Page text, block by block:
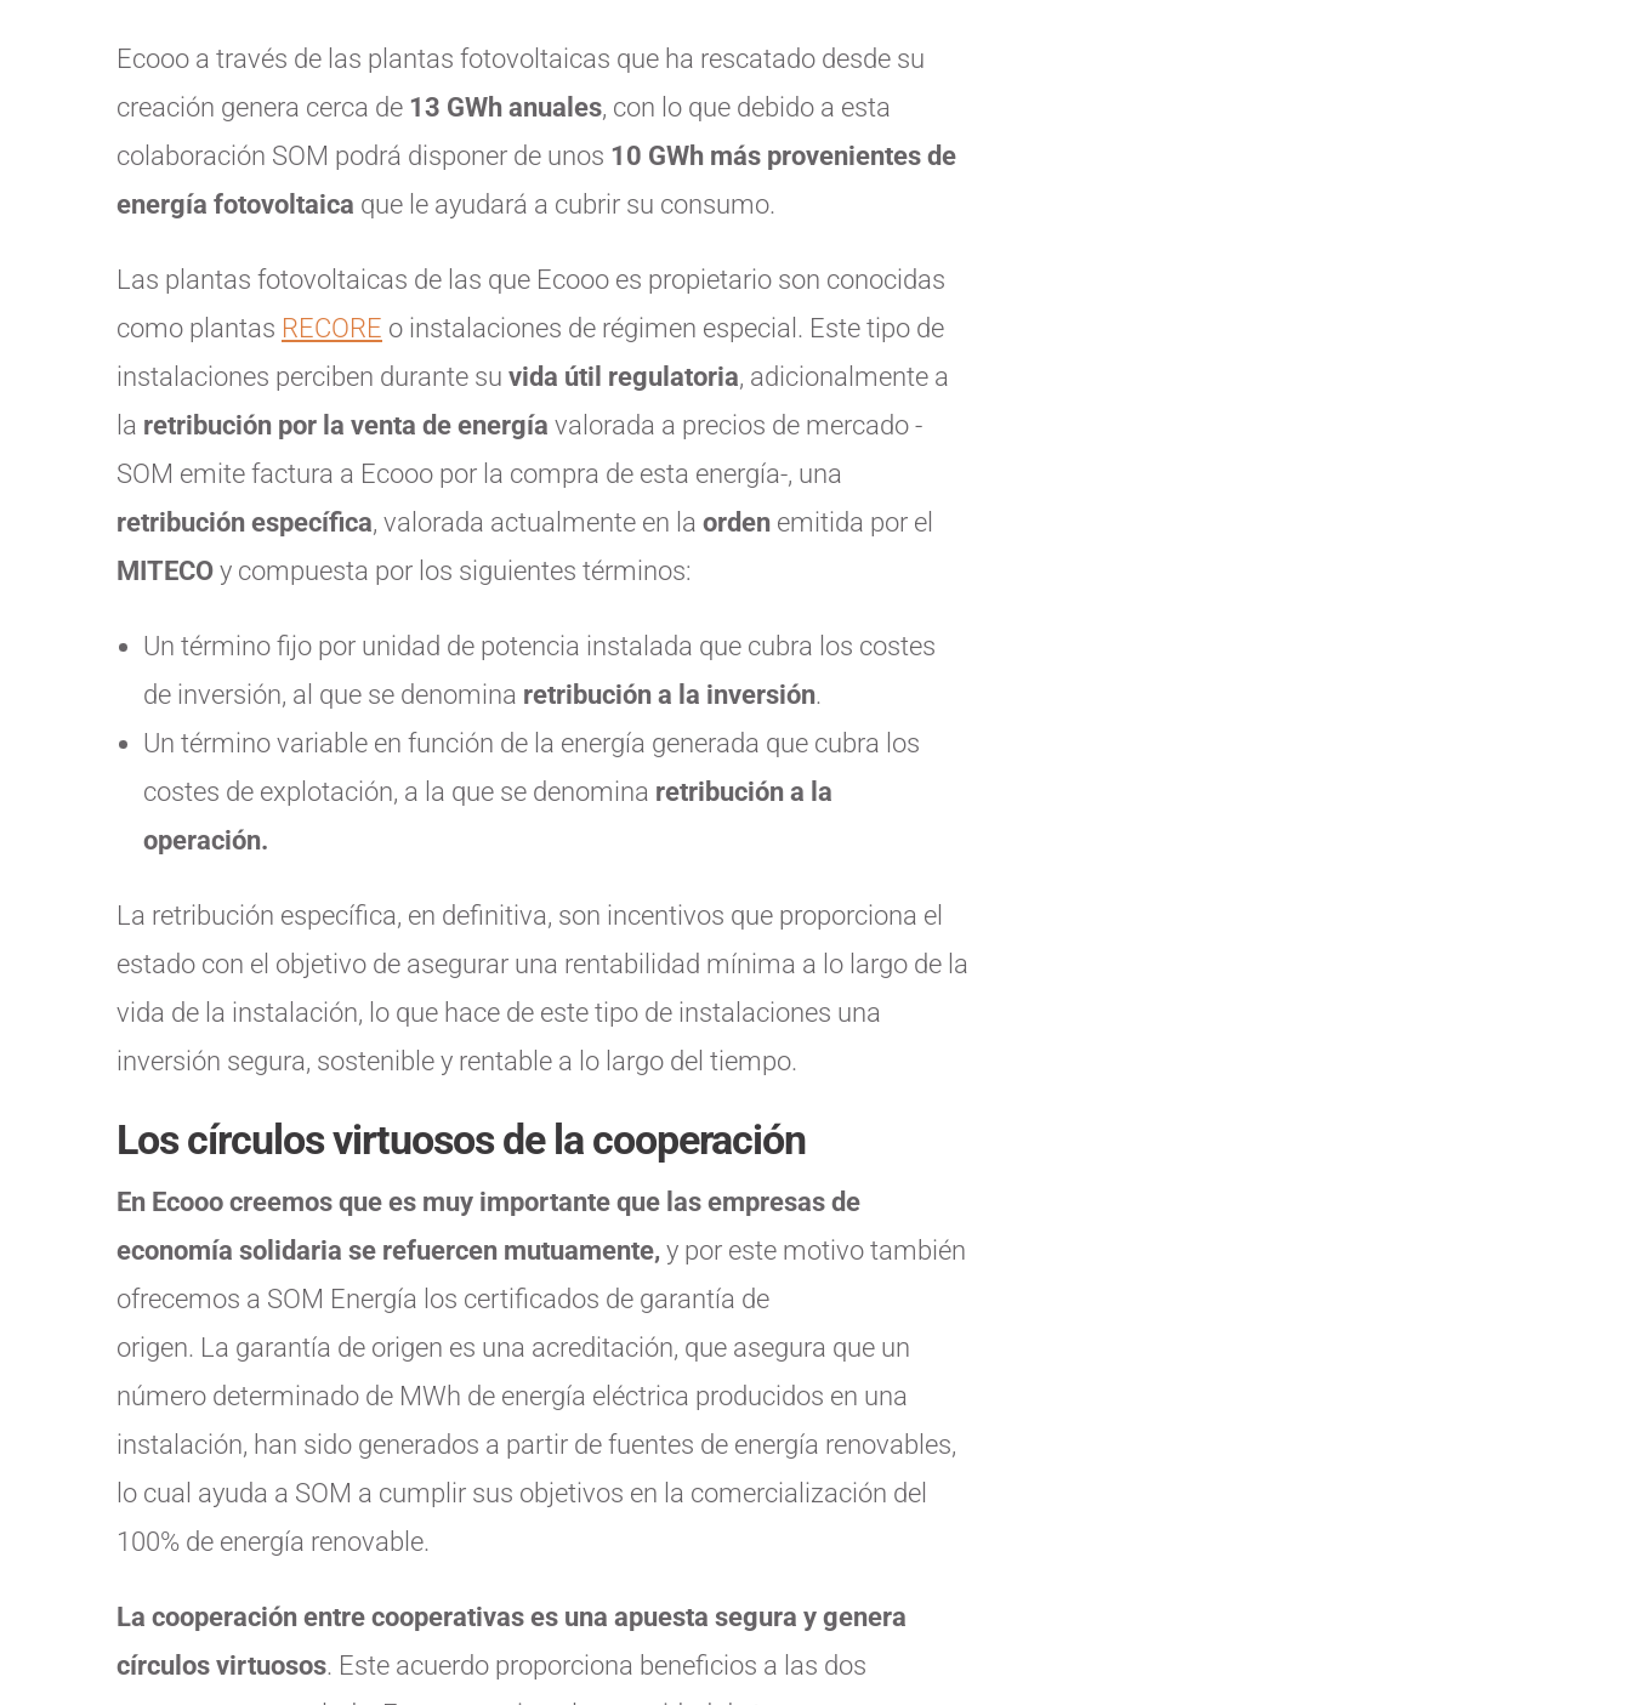
Ecooo a través de las plantas fotovoltaicas que ha rescatado desde su
creación genera cerca de 13 GWh anuales, con lo que debido a esta
colaboración SOM podrá disponer de unos 10 GWh más provenientes de
energía fotovoltaica que le ayudará a cubrir su consumo.
Las plantas fotovoltaicas de las que Ecooo es propietario son conocidas
como plantas RECORE o instalaciones de régimen especial. Este tipo de
instalaciones perciben durante su vida útil regulatoria, adicionalmente a
la retribución por la venta de energía valorada a precios de mercado -
SOM emite factura a Ecooo por la compra de esta energía-, una
retribución específica, valorada actualmente en la orden emitida por el
MITECO y compuesta por los siguientes términos:
Un término fijo por unidad de potencia instalada que cubra los costes
de inversión, al que se denomina retribución a la inversión.
Un término variable en función de la energía generada que cubra los
costes de explotación, a la que se denomina retribución a la
operación.
La retribución específica, en definitiva, son incentivos que proporciona el
estado con el objetivo de asegurar una rentabilidad mínima a lo largo de la
vida de la instalación, lo que hace de este tipo de instalaciones una
inversión segura, sostenible y rentable a lo largo del tiempo.
Los círculos virtuosos de la cooperación
En Ecooo creemos que es muy importante que las empresas de
economía solidaria se refuercen mutuamente, y por este motivo también
ofrecemos a SOM Energía los certificados de garantía de
origen. La garantía de origen es una acreditación, que asegura que un
número determinado de MWh de energía eléctrica producidos en una
instalación, han sido generados a partir de fuentes de energía renovables,
lo cual ayuda a SOM a cumplir sus objetivos en la comercialización del
100% de energía renovable.
La cooperación entre cooperativas es una apuesta segura y genera
círculos virtuosos. Este acuerdo proporciona beneficios a las dos